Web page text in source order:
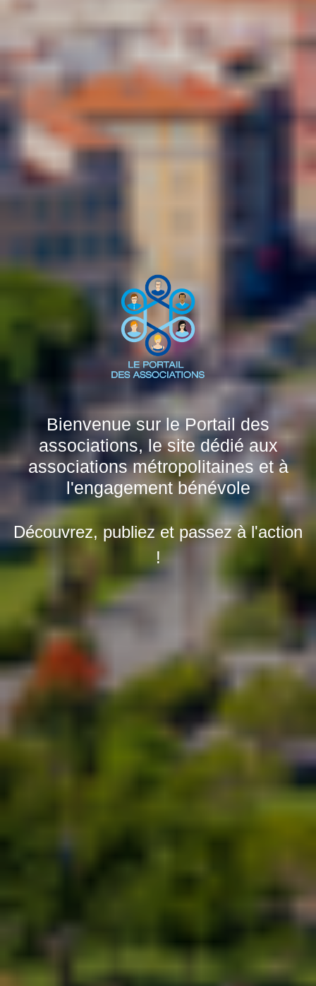
Bienvenue sur le Portail des
associations, le site dédié aux
associations métropolitaines et à
l'engagement bénévole
Découvrez, publiez et passez à l'action
!